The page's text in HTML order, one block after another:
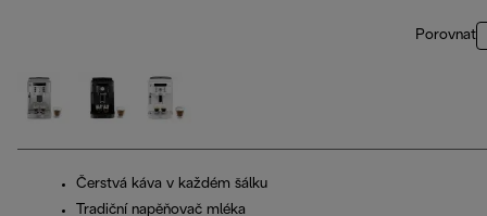
Porovnat
Čerstvá káva v každém šálku
Tradiční napěňovač mléka